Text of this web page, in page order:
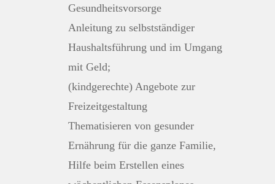
Gesundheitsvorsorge
Anleitung zu selbstständiger
Haushaltsführung und im Umgang
mit Geld;
(kindgerechte) Angebote zur
Freizeitgestaltung
Thematisieren von gesunder
Ernährung für die ganze Familie,
Hilfe beim Erstellen eines